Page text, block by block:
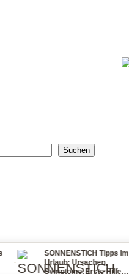
Suchen
SONNENSTICH Tipps im
Urlaub: Ursachen,
Symptome, Erste Hilfe
·